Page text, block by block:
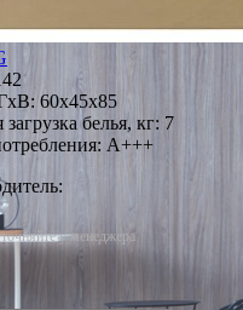
60x45x85
белья, кг: 7
A+++
у менеджера